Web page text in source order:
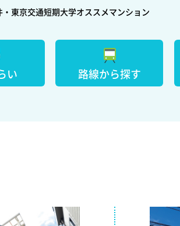
東京交通短期大学オススメマンション
い 路線から探す